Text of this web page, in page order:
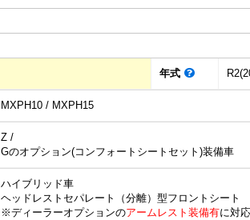
年式
MXPH10 / MXPH15
Z /
Gのオプション(コンフォートシートセット)装備車
ハイブリッド車
ヘッドレストセパレート（分離）型フロントシート
※ディーラーオプションのアームレスト装備有に対応